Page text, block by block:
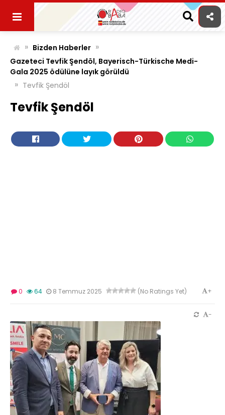
content
» Bizden Haberler »
Gazeteci Tevfik Şendöl, Bayerisch-Türkische Medi-
Gala 2025 ödülüne layık görüldü
» Tevfik Şendöl
Tevfik Şendöl
0 64 8 Temmuz 2025 (No Ratings Yet) +
-